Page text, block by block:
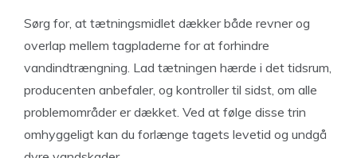
Sørg for, at tætningsmidlet dækker både revner og
overlap mellem tagpladerne for at forhindre
vandindtrængning. Lad tætningen hærde i det tidsrum,
producenten anbefaler, og kontroller til sidst, om alle
problemområder er dækket. Ved at følge disse trin
omhyggeligt kan du forlænge tagets levetid og undgå